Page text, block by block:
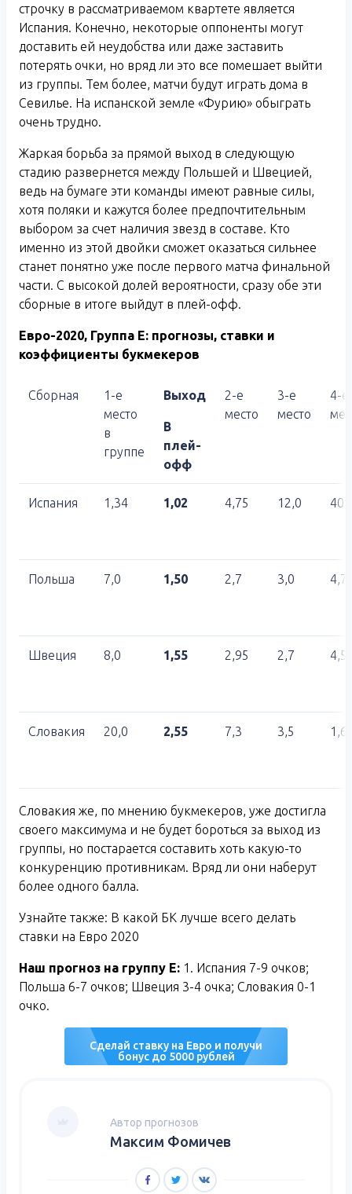
строчку в рассматриваемом квартете является
Испания. Конечно, некоторые оппоненты могут
доставить ей неудобства или даже заставить
потерять очки, но вряд ли это все помешает выйти
из группы. Тем более, матчи будут играть дома в
Севилье. На испанской земле «Фурию» обыграть
очень трудно.
Жаркая борьба за прямой выход в следующую
стадию развернется между Польшей и Швецией,
ведь на бумаге эти команды имеют равные силы,
хотя поляки и кажутся более предпочтительным
выбором за счет наличия звезд в составе. Кто
именно из этой двойки сможет оказаться сильнее
станет понятно уже после первого матча финальной
части. С высокой долей вероятности, сразу обе эти
сборные в итоге выйдут в плей-офф.
Евро-2020, Группа E: прогнозы, ставки и
коэффициенты букмекеров
Сборная
1-е
место
в
группе
Выход
В
плей-
офф
2-е
место
3-е
место
4-е
Испания 1,34 1,02 4,75 12,0
Польша 7,0 1,50 2,7 3,0 4,7
Швеция 8,0 1,55 2,95 2,7 4,5
Словакия 20,0 2,55 7,3 3,5 1,6
Словакия же, по мнению букмекеров, уже достигла
своего максимума и не будет бороться за выход из
группы, но постарается составить хоть какую-то
конкуренцию противникам. Вряд ли они наберут
более одного балла.
Узнайте также: В какой БК лучше всего делать
ставки на Евро 2020
Наш прогноз на группу Е: 1. Испания 7-9 очков;
Польша 6-7 очков; Швеция 3-4 очка; Словакия 0-1
очко.
Сделай ставку на Евро и получи
бонус до 5000 рублей
Автор прогнозов
Максим Фомичев